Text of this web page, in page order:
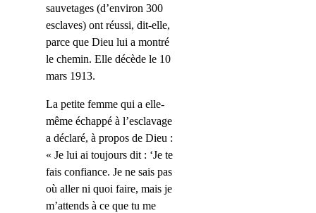
sauvetages (d’environ 300
esclaves) ont réussi, dit-elle,
parce que Dieu lui a montré
le chemin. Elle décède le 10
mars 1913.
La petite femme qui a elle-
même échappé à l’esclavage
a déclaré, à propos de Dieu :
« Je lui ai toujours dit : ‘Je te
fais confiance. Je ne sais pas
où aller ni quoi faire, mais je
m’attends à ce que tu me